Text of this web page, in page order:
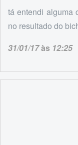
tá entendi alguma
no resultado do
31/01/17às 12:25